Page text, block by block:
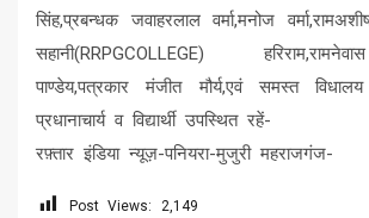
सिंह,प्रबन्धक जवाहरलाल वर्मा,मनोज
सहानी(RRPGCOLLEGE)
पाण्डेय,पत्रकार मंजीत मौर्य,एवं समस्त
प्रधानाचार्य व विद्यार्थी उपस्थित रहें-
रफ़्तार इंडिया न्यूज़-पनियरा-मुजुरी महराजगंज-
Post Views: 2,149